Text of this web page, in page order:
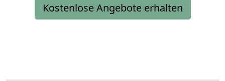
Kostenlose Angebote erhalten